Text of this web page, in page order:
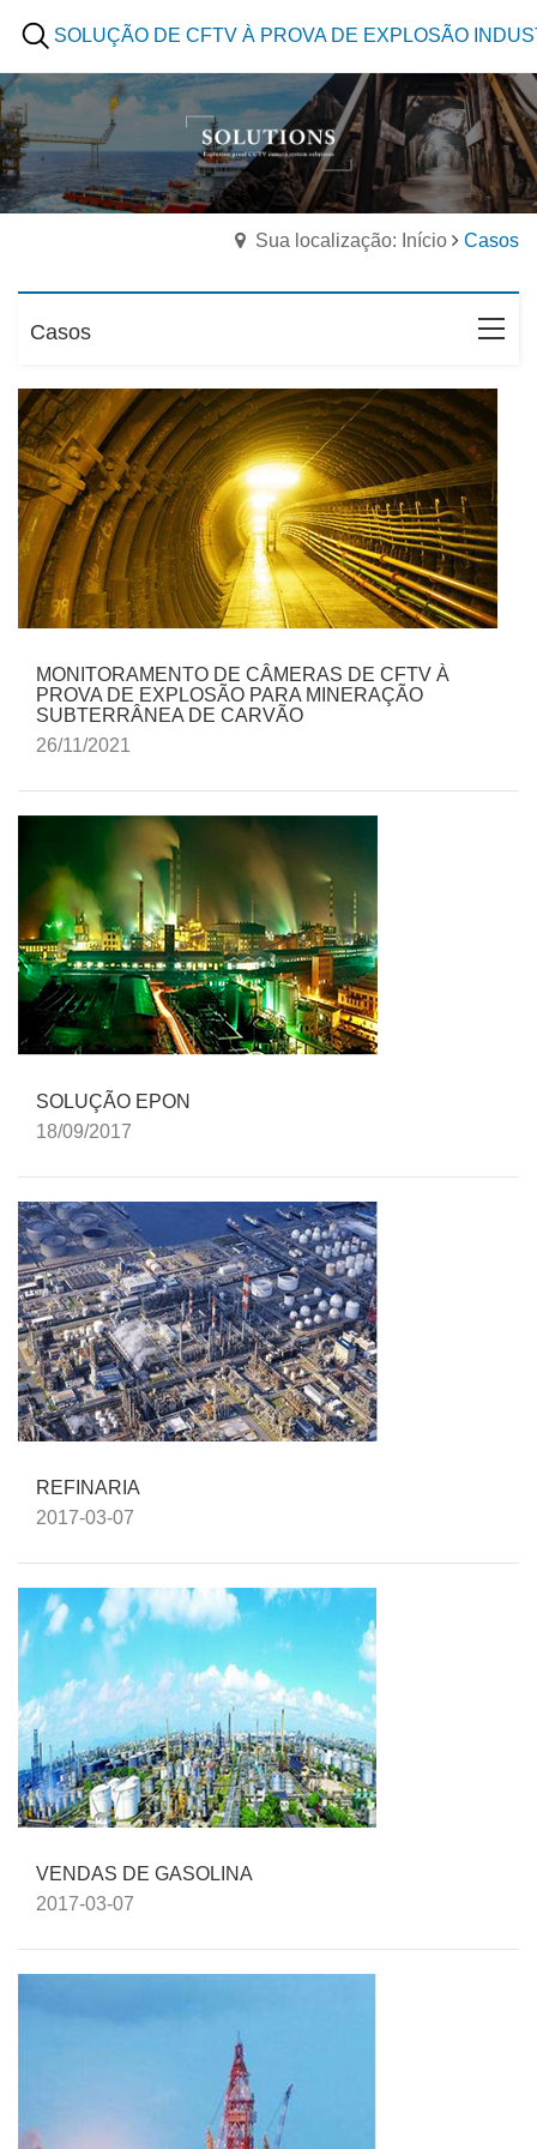
SOLUÇÃO DE CFTV À PROVA DE EXPLOSÃO
Sua localização: Início Casos
Casos
MONITORAMENTO DE CÂMERAS DE CFTV À
PROVA DE EXPLOSÃO PARA MINERAÇÃO
SUBTERRÂNEA DE CARVÃO
26/11/2021
SOLUÇÃO EPON
18/09/2017
REFINARIA
2017-03-07
VENDAS DE GASOLINA
2017-03-07